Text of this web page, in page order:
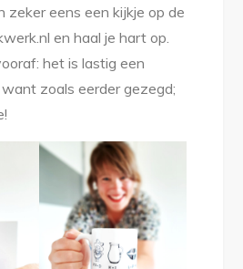
zeker eens een kijkje op de
en haal je hart op.
het is lastig een
zoals eerder gezegd;